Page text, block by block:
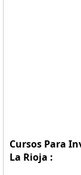
Cursos Para
La Rioja :